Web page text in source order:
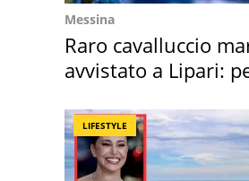
Messina
Raro cavalluccio
avvistato a Lipari:
LIFESTYLE